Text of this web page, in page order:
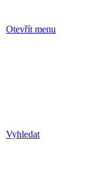
Otevřít menu
Vyhledat